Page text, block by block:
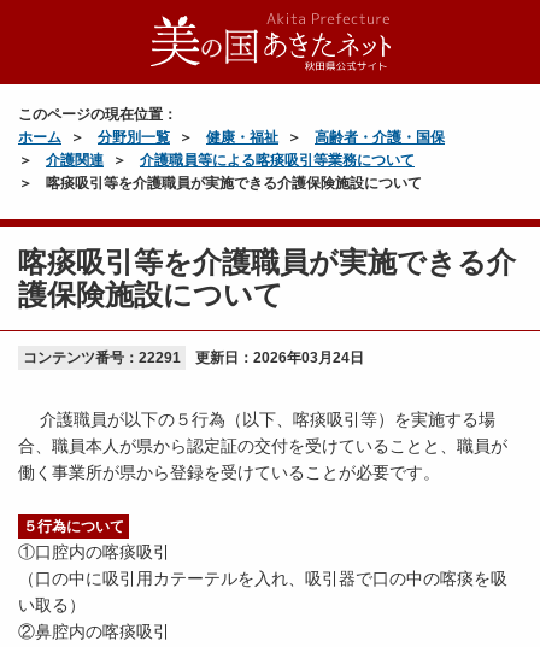
このページの現在位置：
ホーム
分野別一覧 健康・福祉
高齢者・介護・国保
介護関連
介護職員等による喀痰吸引等業務について
喀痰吸引等を介護職員が実施できる介護保険施設について
喀痰吸引等を介護職員が実施できる介
護保険施設について
コンテンツ番号：22291 更新日： 2026年03月24日
介護職員が以下の５行為（以下、喀痰吸引等）を実施する場
合、職員本人が県から認定証の交付を受けていることと、職員が
働く事業所が県から登録を受けていることが必要です。
５行為について
①口腔内の喀痰吸引
（口の中に吸引用カテーテルを入れ、吸引器で口の中の喀痰を吸
い取る）
②鼻腔内の喀痰吸引